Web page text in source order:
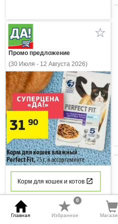
Промо предложение
(30 Июля - 12 Августа 2026)
Корм для кошек и котов
Осталось 7дней
Главная Избранное
0